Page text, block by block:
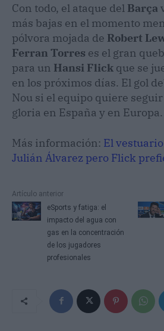
Con todo, el ataque del Barça
más bajas en el momento
pólvora mojada de Robert
Ferran Torres es el gran
para un Hansi Flick que se
en los próximos días. El gol
Nou si el equipo quiere
gloria en España y en Europa.
Más información: El
Julián Álvarez pero Flick
Artículo anterior
eSports y fatiga: el
impacto del agua con
gas en la concentración
de los jugadores
profesionales